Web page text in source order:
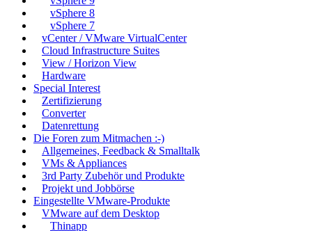
vSphere 8
vSphere 7
vCenter / VMware VirtualCenter
Cloud Infrastructure Suites
View / Horizon View
Hardware
Special Interest
Zertifizierung
Converter
Datenrettung
Die Foren zum Mitmachen :-)
Allgemeines, Feedback & Smalltalk
VMs & Appliances
3rd Party Zubehör und Produkte
Projekt und Jobbörse
Eingestellte VMware-Produkte
VMware auf dem Desktop
Thinapp